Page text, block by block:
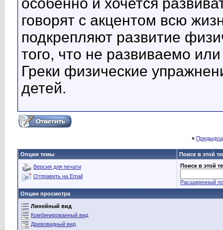
особенно и хочется
говорят с акцентом всю
подкрепляют развитие
того, что не развиваемо
Греки физические
детей.
«
Опции темы Поиск в этой
Версия для печати
Отправить на Email
Поиск в этой
Расширенный
Опции просмотра
Линейный вид
Комбинированный вид
Древовидный вид